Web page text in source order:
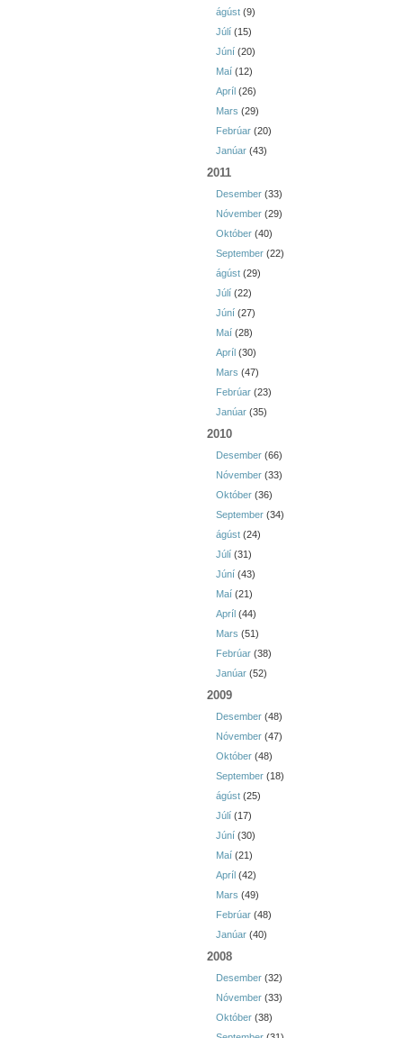
ágúst (9)
Júlí (15)
Júní (20)
Maí (12)
Apríl (26)
Mars (29)
Febrúar (20)
Janúar (43)
2011
Desember (33)
Nóvember (29)
Október (40)
September (22)
ágúst (29)
Júlí (22)
Júní (27)
Maí (28)
Apríl (30)
Mars (47)
Febrúar (23)
Janúar (35)
2010
Desember (66)
Nóvember (33)
Október (36)
September (34)
ágúst (24)
Júlí (31)
Júní (43)
Maí (21)
Apríl (44)
Mars (51)
Febrúar (38)
Janúar (52)
2009
Desember (48)
Nóvember (47)
Október (48)
September (18)
ágúst (25)
Júlí (17)
Júní (30)
Maí (21)
Apríl (42)
Mars (49)
Febrúar (48)
Janúar (40)
2008
Desember (32)
Nóvember (33)
Október (38)